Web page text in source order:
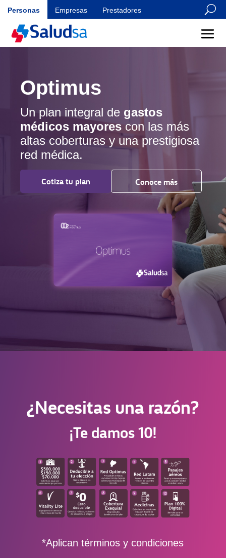
Personas Empresas Prestadores U
Optimus
Un plan integral de gastos
médicos mayores con las más
altas coberturas y una prestigiosa
red médica.
Cotiza tu plan Conoce más
¿Necesitas una razón?
¡Te damos 10!
*Aplican términos y condiciones